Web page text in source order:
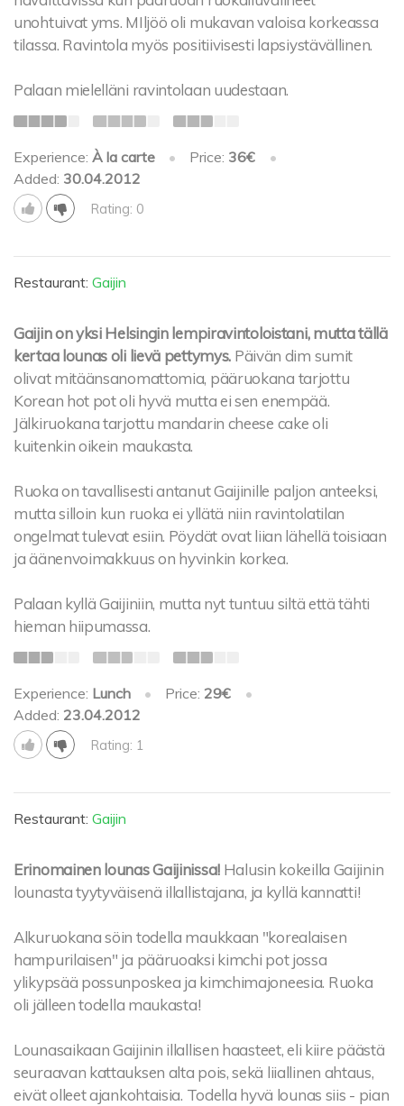
unohtuivat yms. MIljöö oli mukavan valoisa korkeassa
tilassa. Ravintola myös positiivisesti lapsiystävällinen.
Palaan mielelläni ravintolaan uudestaan.
Experience: À la carte • Price: 36€
•
Added: 30.04.2012
Rating: 0
Restaurant: Gaijin
Gaijin on yksi Helsingin lempiravintoloistani, mutta tällä
kertaa lounas oli lievä pettymys. Päivän dim sumit
olivat mitäänsanomattomia, pääruokana tarjottu
Korean hot pot oli hyvä mutta ei sen enempää.
Jälkiruokana tarjottu mandarin cheese cake oli
kuitenkin oikein maukasta.
Ruoka on tavallisesti antanut Gaijinille paljon anteeksi,
mutta silloin kun ruoka ei yllätä niin ravintolatilan
ongelmat tulevat esiin. Pöydät ovat liian lähellä toisiaan
ja äänenvoimakkuus on hyvinkin korkea.
Palaan kyllä Gaijiniin, mutta nyt tuntuu siltä että tähti
hieman hiipumassa.
Experience: Lunch • Price: 29€
•
Added: 23.04.2012
Rating: 1
Restaurant: Gaijin
Erinomainen lounas Gaijinissa! Halusin kokeilla Gaijinin
lounasta tyytyväisenä illallistajana, ja kyllä kannatti!
Alkuruokana söin todella maukkaan "korealaisen
hampurilaisen" ja pääruoaksi kimchi pot jossa
ylikypsää possunposkea ja kimchimajoneesia. Ruoka
oli jälleen todella maukasta!
Lounasaikaan Gaijinin illallisen haasteet, eli kiire päästä
seuraavan kattauksen alta pois, sekä liiallinen ahtaus,
eivät olleet ajankohtaisia. Todella hyvä lounas siis - pian